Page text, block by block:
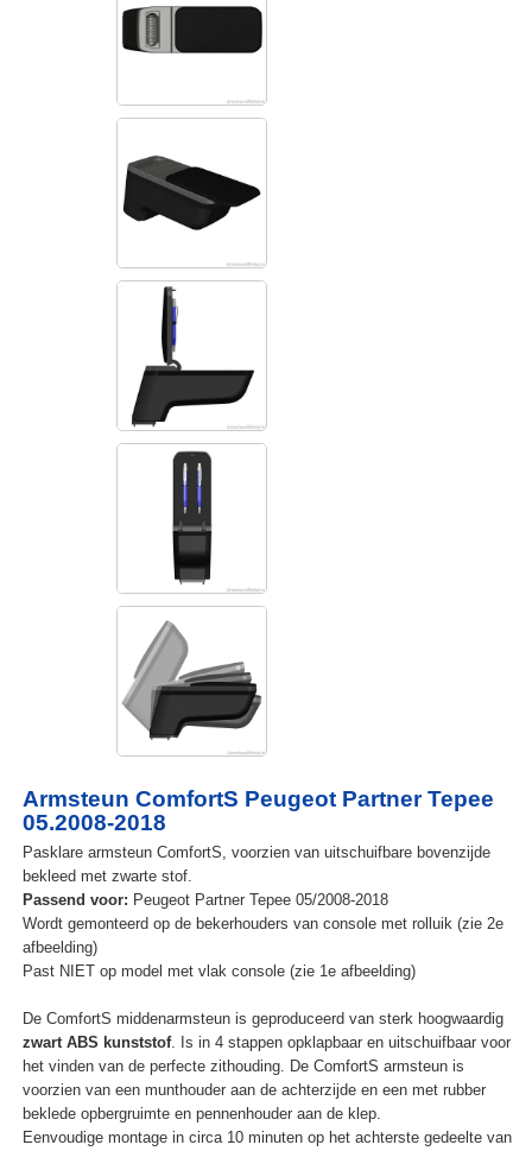
Armsteun ComfortS Peugeot Partner Tepee
05.2008-2018
Pasklare armsteun ComfortS, voorzien van uitschuifbare bovenzijde
bekleed met zwarte stof.
Passend voor: Peugeot Partner Tepee 05/2008-2018
Wordt gemonteerd op de bekerhouders van console met rolluik (zie 2e
afbeelding)
Past NIET op model met vlak console (zie 1e afbeelding)
De ComfortS middenarmsteun is geproduceerd van sterk hoogwaardig
zwart ABS kunststof. Is in 4 stappen opklapbaar en uitschuifbaar voor
het vinden van de perfecte zithouding. De ComfortS armsteun is
voorzien van een munthouder aan de achterzijde en een met rubber
beklede opbergruimte en pennenhouder aan de klep.
Eenvoudige montage in circa 10 minuten op het achterste gedeelte van